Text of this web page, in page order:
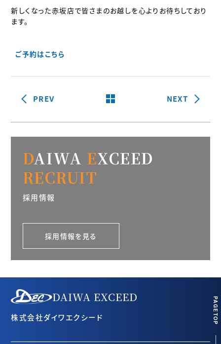
新しくなった赤坂店で皆さまのお越しを心よりお待ちしており
ます。
ご予約はこちら
PREV border_all NEXT
DAIWA EXCEED
RECRUIT
採用情報
採用情報を見る
DAIWA EXCEED
株式会社ダイワエクシード PAGETOP